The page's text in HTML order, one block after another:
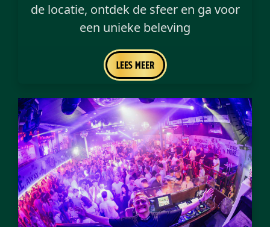
de locatie, ontdek de sfeer en ga voor
een unieke beleving
Lees meer